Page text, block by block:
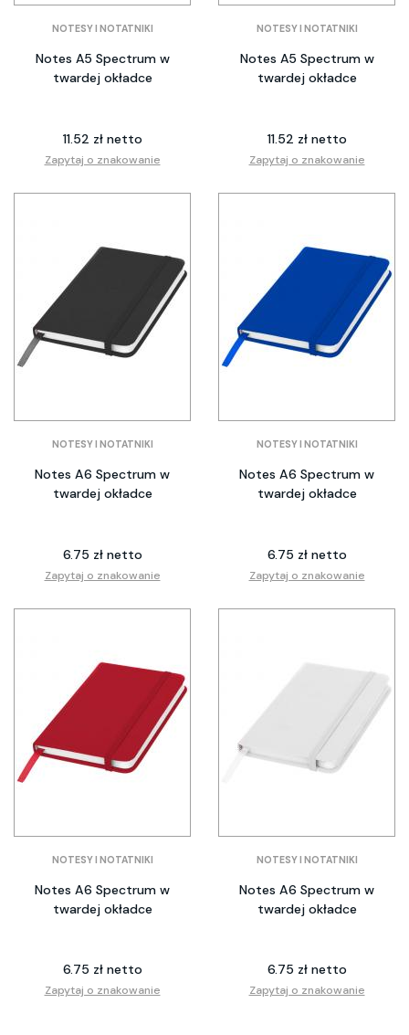
NOTESY I NOTATNIKI
Notes A5 Spectrum w
twardej okładce
11.52 zł netto
Zapytaj o znakowanie
NOTESY I NOTATNIKI
Notes A5 Spectrum w
twardej okładce
11.52 zł netto
Zapytaj o znakowanie
NOTESY I NOTATNIKI
Notes A6 Spectrum w
twardej okładce
6.75 zł netto
Zapytaj o znakowanie
NOTESY I NOTATNIKI
Notes A6 Spectrum w
twardej okładce
6.75 zł netto
Zapytaj o znakowanie
NOTESY I NOTATNIKI
Notes A6 Spectrum w
twardej okładce
6.75 zł netto
Zapytaj o znakowanie
NOTESY I NOTATNIKI
Notes A6 Spectrum w
twardej okładce
6.75 zł netto
Zapytaj o znakowanie